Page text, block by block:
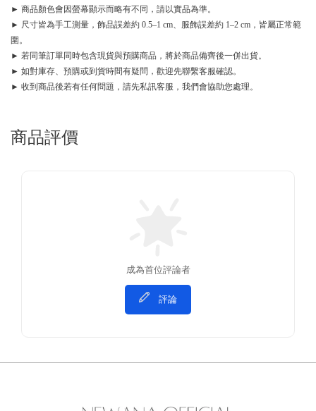
► 商品顏色會因螢幕顯示而略有不同，請以實品為準。
► 尺寸皆為手工測量，飾品誤差約 0.5–1 cm、服飾誤差約 1–2 cm，皆屬正常範
圍。
► 若同筆訂單同時包含現貨與預購商品，將於商品備齊後一併出貨。
► 如對庫存、預購或到貨時間有疑問，歡迎先聯繫客服確認。
► 收到商品後若有任何問題，請先私訊客服，我們會協助您處理。
商品評價
成為首位評論者
評論